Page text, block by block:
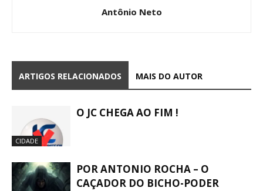
Antônio Neto
ARTIGOS RELACIONADOS MAIS DO AUTOR
CIDADE
O JC CHEGA AO FIM !
POR ANTONIO ROCHA – O
CAÇADOR DO BICHO-PODER